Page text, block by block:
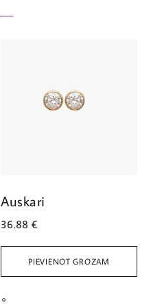
PIEVIENOT GROZAM
Auskari
36.88 €